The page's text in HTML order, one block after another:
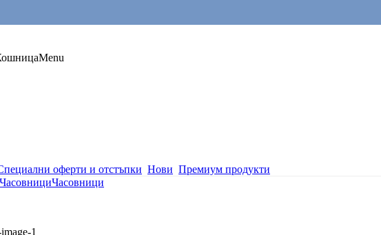
Menu
оферти и отстъпки Нови Премиум продукти
ЧасовнициЧасовници